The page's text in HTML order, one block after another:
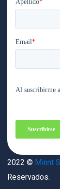
2022 © Minnt
Reservados.